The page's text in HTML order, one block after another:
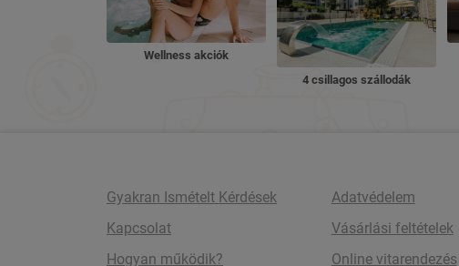
Wellness akciók
4 csillagos szállodák
Gyakran Ismételt Kérdések
Kapcsolat
Hogyan működik?
Adatvédelem
Vásárlási feltételek
Online vitarendezés